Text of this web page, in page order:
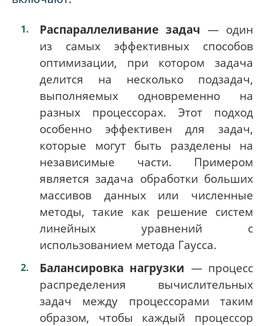
Распараллеливание задач — один
из самых эффективных способов
оптимизации, при котором задача
делится на несколько подзадач,
выполняемых одновременно на
разных процессорах. Этот подход
особенно эффективен для задач,
которые могут быть разделены на
независимые части. Примером
является задача обработки больших
массивов данных или численные
методы, такие как решение систем
линейных уравнений с
использованием метода Гаусса.
Балансировка нагрузки — процесс
распределения вычислительных
задач между процессорами таким
образом, чтобы каждый процессор